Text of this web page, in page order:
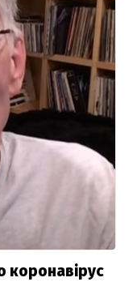
коронавірус